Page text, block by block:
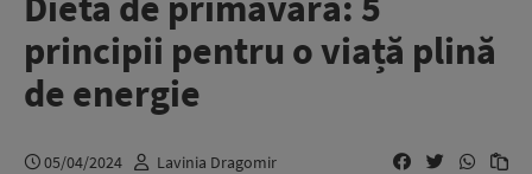
principii pentru o viață plină
de energie
05/04/2024 Lavinia Dragomir